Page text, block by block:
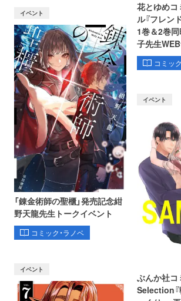
花とゆめコ
ル『フレン
1巻＆2巻
子先生
コミッ
イベント
「錬金術師の聖櫃」発売記念紺
野天龍先生トークイベント
コミック・ラノベ
イベント
ぶんか社
Selection
イベント